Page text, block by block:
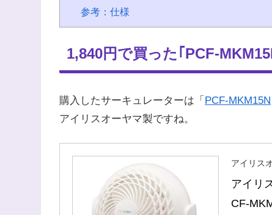
参考：仕様
1,840円で買った｢PCF-
購入したサーキュレーターは「 PCF-MKM15N
アイリスオーヤマ製ですね。
アイリス
アイリ
CF-